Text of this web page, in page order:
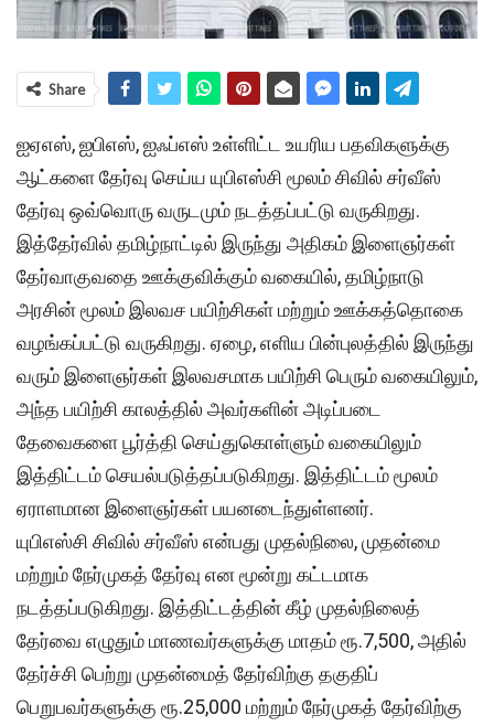
Share
ஐஏஎஸ், ஐபிஎஸ், ஐஃப்எஸ் உள்ளிட்ட உயரிய பதவிகளுக்கு
ஆட்களை தேர்வு செய்ய யுபிஎஸ்சி மூலம் சிவில் சர்வீஸ்
தேர்வு ஒவ்வொரு வருடமும் நடத்தப்பட்டு வருகிறது.
இத்தேர்வில் தமிழ்நாட்டில் இருந்து அதிகம் இளைஞர்கள்
தேர்வாகுவதை ஊக்குவிக்கும் வகையில், தமிழ்நாடு
அரசின் மூலம் இலவச பயிற்சிகள் மற்றும் ஊக்கத்தொகை
வழங்கப்பட்டு வருகிறது. ஏழை, எளிய பின்புலத்தில் இருந்து
வரும் இளைஞர்கள் இலவசமாக பயிற்சி பெரும் வகையிலும்,
அந்த பயிற்சி காலத்தில் அவர்களின் அடிப்படை
தேவைகளை பூர்த்தி செய்துகொள்ளும் வகையிலும்
இத்திட்டம் செயல்படுத்தப்படுகிறது. இத்திட்டம் மூலம்
ஏராளமான இளைஞர்கள் பயனடைந்துள்ளனர்.
யுபிஎஸ்சி சிவில் சர்வீஸ் என்பது முதல்நிலை, முதன்மை
மற்றும் நேர்முகத் தேர்வு என மூன்று கட்டமாக
நடத்தப்படுகிறது. இத்திட்டத்தின் கீழ் முதல்நிலைத்
தேர்வை எழுதும் மாணவர்களுக்கு மாதம் ரூ.7,500, அதில்
தேர்ச்சி பெற்று முதன்மைத் தேர்விற்கு தகுதிப்
பெறுபவர்களுக்கு ரூ.25,000 மற்றும் நேர்முகத் தேர்விற்கு